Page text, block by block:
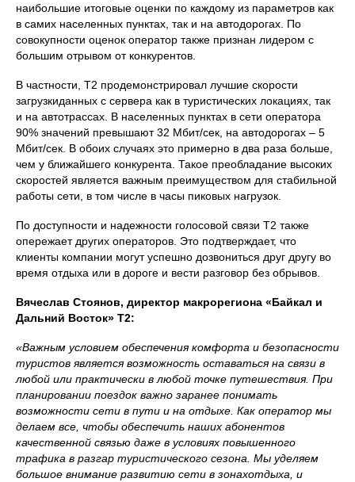
наибольшие итоговые оценки по каждому из параметров как
в самих населенных пунктах, так и на автодорогах. По
совокупности оценок оператор также признан лидером с
большим отрывом от конкурентов.
В частности, T2 продемонстрировал лучшие скорости
загрузкиданных с сервера как в туристических локациях, так
и на автотрассах. В населенных пунктах в сети оператора
90% значений превышают 32 Мбит/сек, на автодорогах – 5
Мбит/сек. В обоих случаях это примерно в два раза больше,
чем у ближайшего конкурента. Такое преобладание высоких
скоростей является важным преимуществом для стабильной
работы сети, в том числе в часы пиковых нагрузок.
По доступности и надежности голосовой связи T2 также
опережает других операторов. Это подтверждает, что
клиенты компании могут успешно дозвониться друг другу во
время отдыха или в дороге и вести разговор без обрывов.
Вячеслав Стоянов, директор макрорегиона «Байкал и
Дальний Восток» Т2:
«Важным условием обеспечения комфорта и безопасности
туристов является возможность оставаться на связи в
любой или практически в любой точке путешествия. При
планировании поездок важно заранее понимать
возможности сети в пути и на отдыхе. Как оператор мы
делаем все, чтобы обеспечить наших абонентов
качественной связью даже в условиях повышенного
трафика в разгар туристического сезона. Мы уделяем
большое внимание развитию сети в зонахотдыха, и